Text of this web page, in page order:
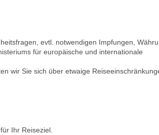
evtl. notwendigen Impfungen,
für europäische und internationale
wir Sie sich über etwaige
für Ihr Reiseziel.